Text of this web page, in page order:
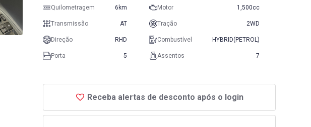
Receba alertas de desconto após o login
Quilometragem 6km Motor 1,500cc
Transmissão AT Tração 2WD
Direção RHD Combustível HYBRID(PETROL)
Porta 5 Assentos 7